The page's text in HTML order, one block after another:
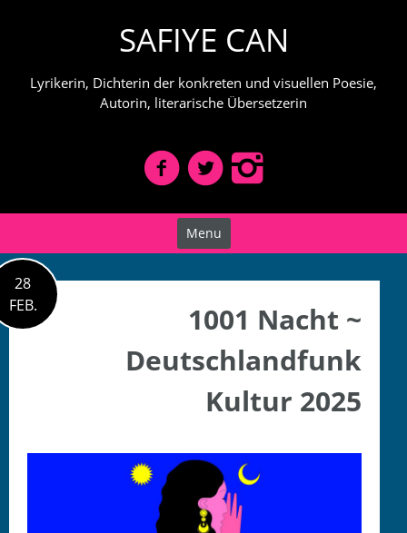
SAFIYE CAN
Lyrikerin, Dichterin der konkreten und visuellen Poesie,
Autorin, literarische Übersetzerin
Menu
28
FEB.
1001 Nacht ~
Deutschlandfunk
Kultur 2025